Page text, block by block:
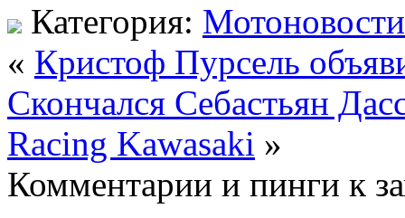
Категория: Мотоновости
« Кристоф Пурсель
Скончался Себастьян
Racing Kawasaki »
Комментарии и пинги к